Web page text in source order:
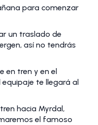
para comenzar
un traslado de
así no tendrás
en tren y en el
te llegará al
hacia Myrdal,
el famoso